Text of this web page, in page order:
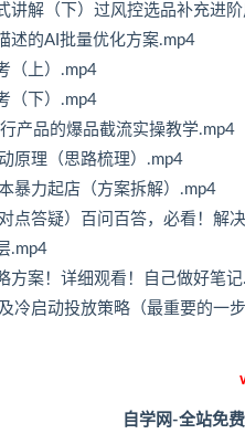
讲解（下）过风控选品补充进
述的AI批量优化方案.mp4
（上）.mp4
（下）.mp4
产品的爆品截流实操教学.mp4
原理（思路梳理）.mp4
暴力起店（方案拆解）.mp4
点答疑）百问百答，必看！解
.mp4
方案！详细观看！自己做好笔
冷启动投放策略（最重要的一
自学网-全站免费